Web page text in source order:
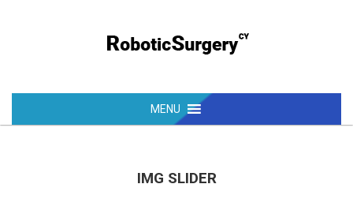
IMG SLIDER